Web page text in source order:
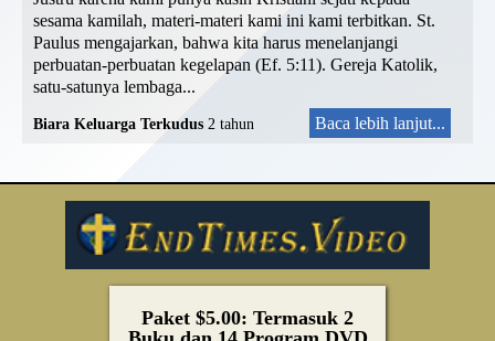
sesama kamilah, materi-materi kami ini kami terbitkan. St.
Paulus mengajarkan, bahwa kita harus menelanjangi
perbuatan-perbuatan kegelapan (Ef. 5:11). Gereja Katolik,
satu-satunya lembaga...
Biara Keluarga Terkudus 2 tahun Baca lebih lanjut...
Paket $5.00: Termasuk 2